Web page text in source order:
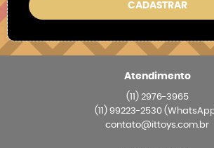
CADASTRAR
Atendimento
(11)2976-3965
(11) 99223-2530
contato@ittoys.com.br